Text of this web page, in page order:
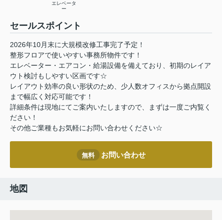
エレベータ
ー
セールスポイント
2026年10月末に大規模改修工事完了予定！
整形フロアで使いやすい事務所物件です！
エレベーター・エアコン・給湯設備を備えており、初期のレイア
ウト検討もしやすい区画です☆
レイアウト効率の良い形状のため、少人数オフィスから拠点開設
まで幅広く対応可能です！
詳細条件は現地にてご案内いたしますので、まずは一度ご内覧く
ださい！
その他ご業種もお気軽にお問い合わせください☆
無料 お問い合わせ
地図